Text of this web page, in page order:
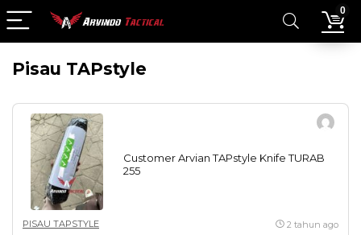
0
Pisau TAPstyle
Customer Arvian TAPstyle Knife TURAB
255
PISAU TAPSTYLE 2 tahun ago